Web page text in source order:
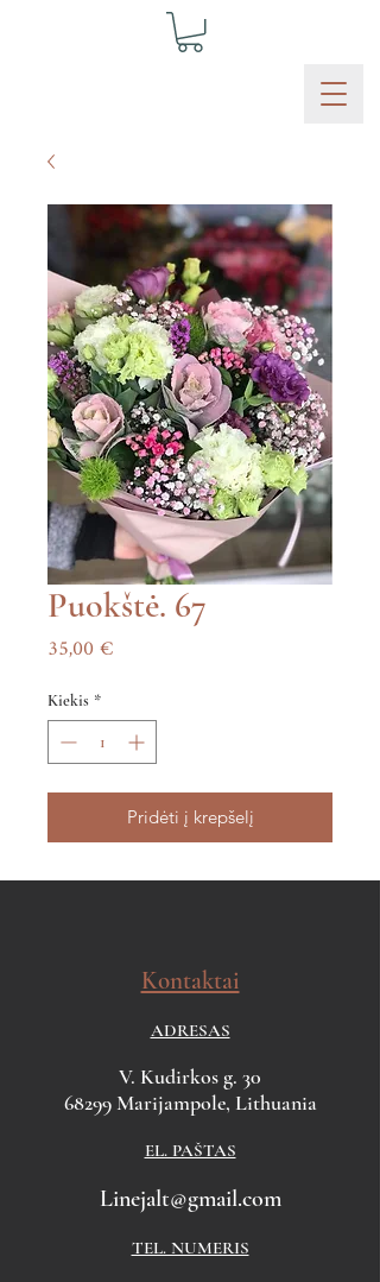
Puokštė. 67
35,00 €
Kiekis *
Pridėti į krepšelį
Kontaktai
ADRESAS
V. Kudirkos g. 30
68299 Marijampole, Lithuania
EL. PAŠTAS
Linejalt@gmail.com
TEL. NUMERIS